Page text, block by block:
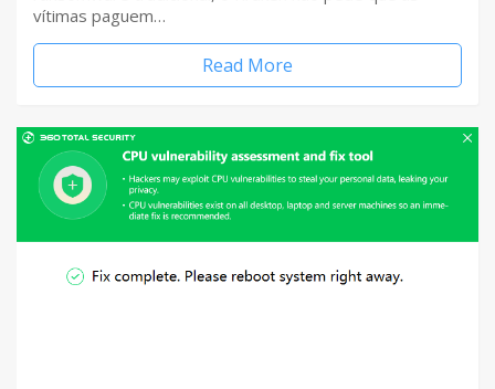
vítimas paguem…
Read More